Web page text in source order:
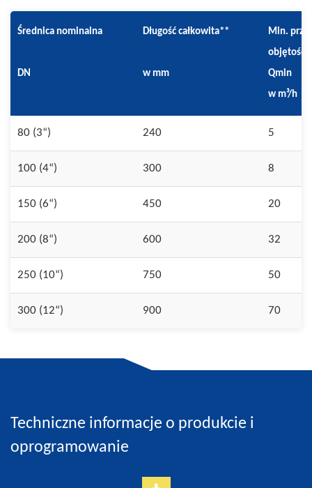
Średnica nominalna Długość całkowita**
Min.
DN
w mm
Qmin
w m³/h
80 (3“) 240 5
100 (4“) 300 8
150 (6“) 450 20
200 (8“) 600 32
250 (10“) 750 50
300 (12“) 900 70
Techniczne informacje o produkcie i
oprogramowanie